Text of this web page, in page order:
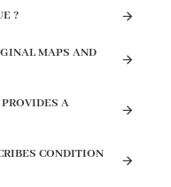
?
MAPS AND
A
CONDITION